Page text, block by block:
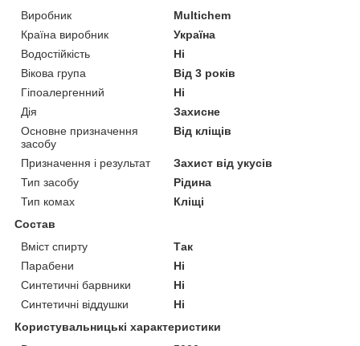
Виробник
Multichem
Країна виробник
Україна
Водостійкість
Ні
Вікова група
Від 3 років
Гіпоалергенний
Ні
Дія
Захисне
Основне призначення
засобу
Від кліщів
Призначення і результат
Захист від укусів
Тип засобу
Рідина
Тип комах
Кліщі
Состав
Вміст спирту
Так
Парабени
Ні
Синтетичні барвники
Ні
Синтетичні віддушки
Ні
Користувальницькі характеристики